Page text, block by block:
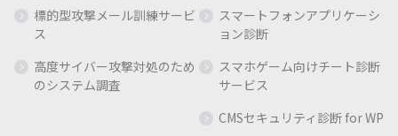
標的型攻撃メール訓練サービ
ス
高度サイバー攻撃対処のため
のシステム調査
スマートフォンアプリケーシ
ョン診断
スマホゲーム向けチート診断
サービス
CMSセキュリティ診断 for WP